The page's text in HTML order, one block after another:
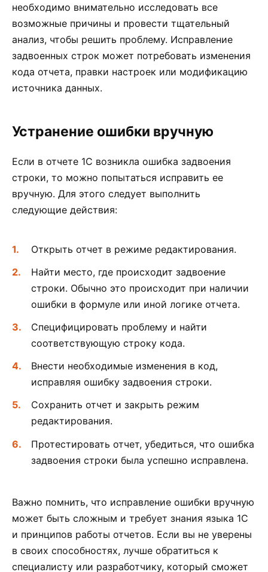
необходимо внимательно исследовать все
возможные причины и провести тщательный
анализ, чтобы решить проблему. Исправление
задвоенных строк может потребовать изменения
кода отчета, правки настроек или модификацию
источника данных.
Устранение ошибки вручную
Если в отчете 1С возникла ошибка задвоения
строки, то можно попытаться исправить ее
вручную. Для этого следует выполнить
следующие действия:
Открыть отчет в режиме редактирования.
Найти место, где происходит задвоение
строки. Обычно это происходит при наличии
ошибки в формуле или иной логике отчета.
Специфицировать проблему и найти
соответствующую строку кода.
Внести необходимые изменения в код,
исправляя ошибку задвоения строки.
Сохранить отчет и закрыть режим
редактирования.
Протестировать отчет, убедиться, что ошибка
задвоения строки была успешно исправлена.
Важно помнить, что исправление ошибки вручную
может быть сложным и требует знания языка 1С
и принципов работы отчетов. Если вы не уверены
в своих способностях, лучше обратиться к
специалисту или разработчику, который сможет